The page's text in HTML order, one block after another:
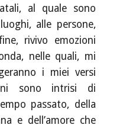
al quale sono
alle persone,
rivivo emozioni
nelle quali, mi
i miei versi
sono intrisi di
passato, della
e dell’amore che